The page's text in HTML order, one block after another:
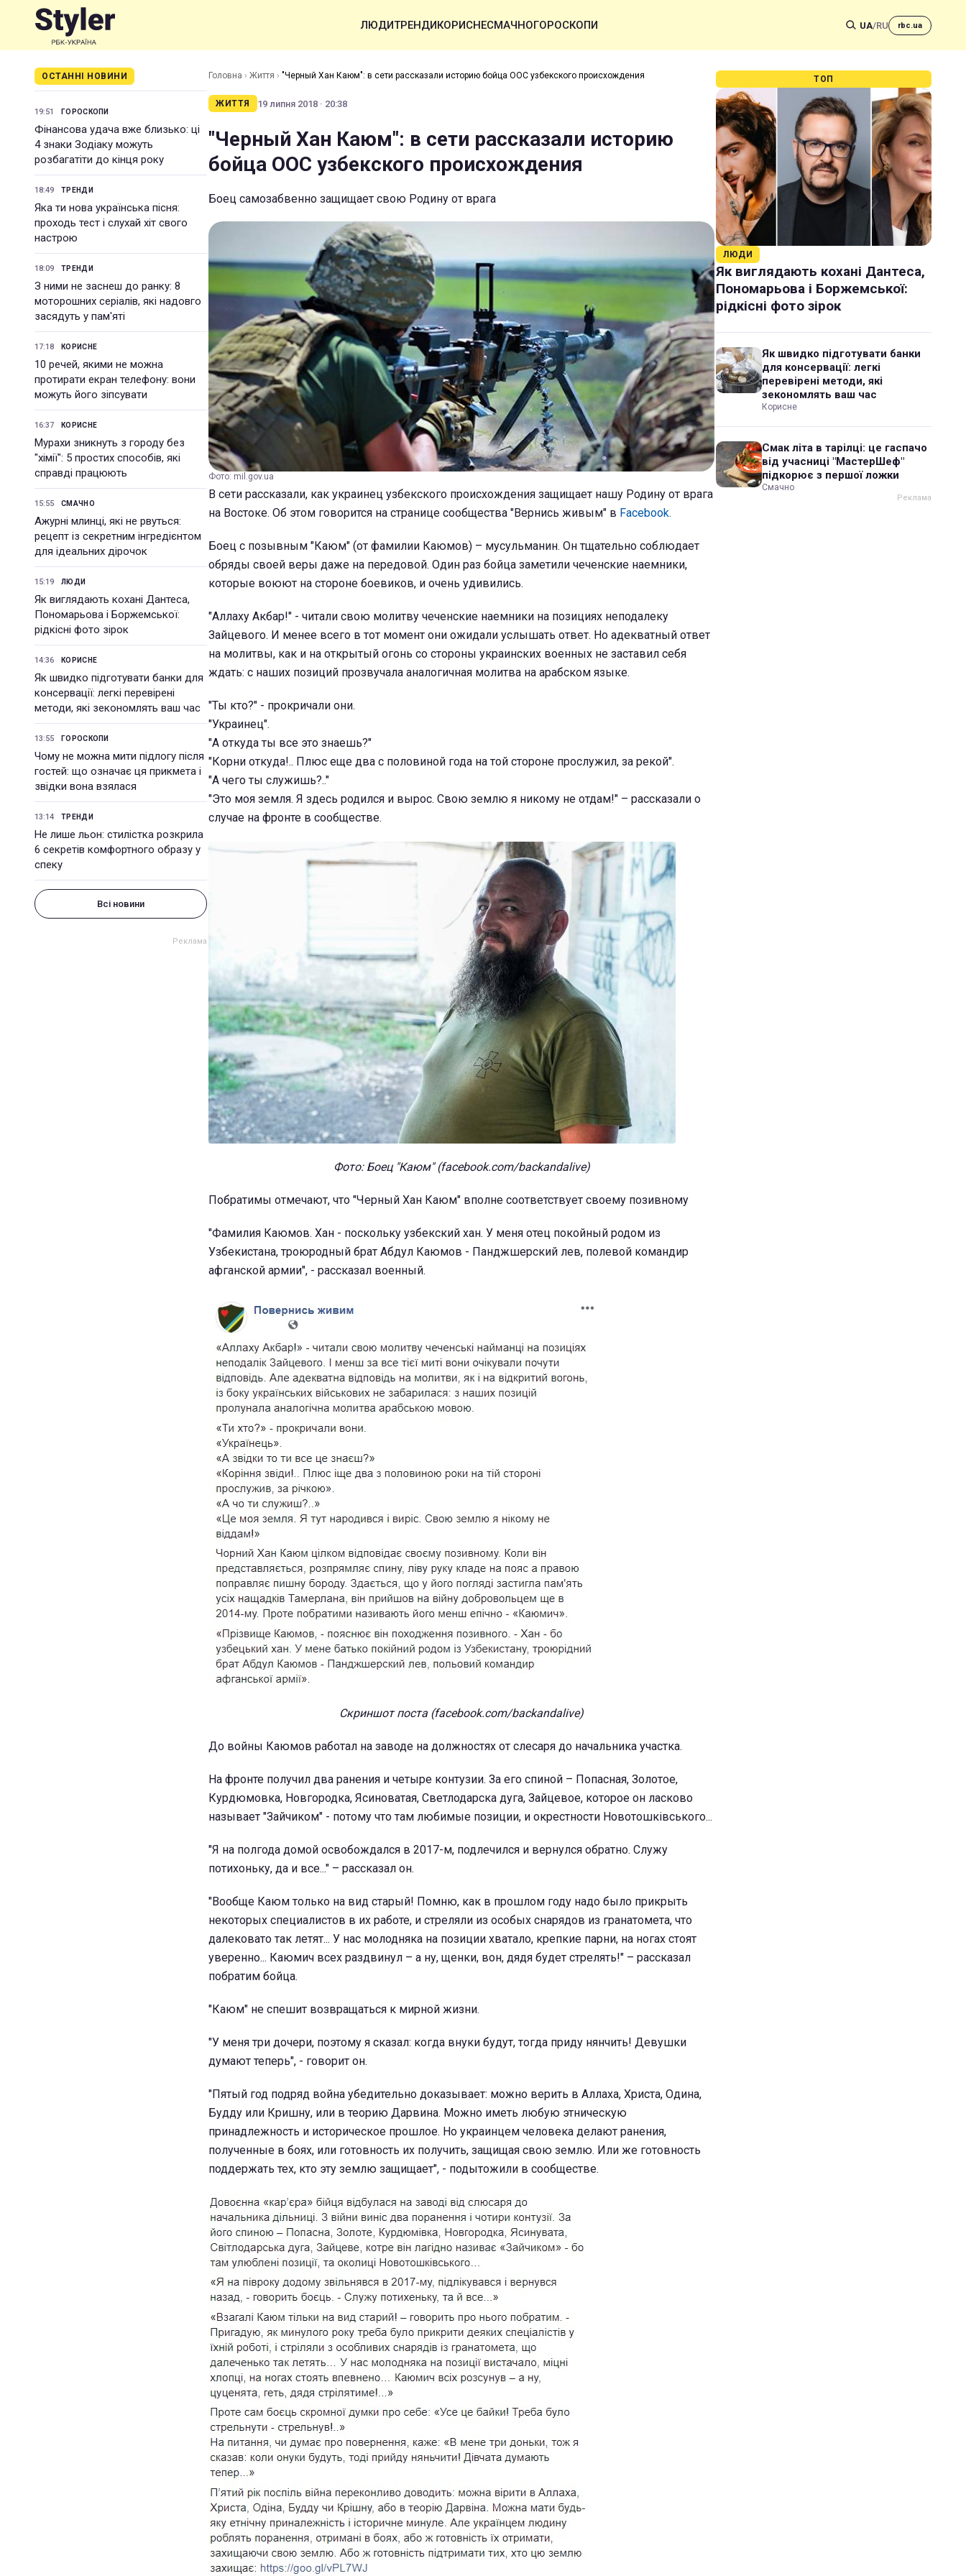
ЛЮДИТРЕНДИКОРИСНЕСМАЧНОГОРОСКОПИ UA/RU rbc.ua
ОСТАННІ НОВИНИ
19:51 ГОРОСКОПИ
Фінансова удача вже близько: ці
4 знаки Зодіаку можуть
розбагатіти до кінця року
18:49 ТРЕНДИ
Яка ти нова українська пісня:
проходь тест і слухай хіт свого
настрою
18:09 ТРЕНДИ
З ними не заснеш до ранку: 8
моторошних серіалів, які надовго
засядуть у пам'яті
17:18 КОРИСНЕ
10 речей, якими не можна
протирати екран телефону: вони
можуть його зіпсувати
16:37 КОРИСНЕ
Мурахи зникнуть з городу без
"хімії": 5 простих способів, які
справді працюють
15:55 СМАЧНО
Ажурні млинці, які не рвуться:
рецепт із секретним інгредієнтом
для ідеальних дірочок
15:19 ЛЮДИ
Як виглядають кохані Дантеса,
Пономарьова і Боржемської:
рідкісні фото зірок
14:36 КОРИСНЕ
Як швидко підготувати банки для
консервації: легкі перевірені
методи, які зекономлять ваш час
13:55 ГОРОСКОПИ
Чому не можна мити підлогу після
гостей: що означає ця прикмета і
звідки вона взялася
13:14 ТРЕНДИ
Не лише льон: стилістка розкрила
6 секретів комфортного образу у
спеку
Всі новини
Головна › Життя › "Черный Хан Каюм": в сети рассказали историю бойца ООС узбекского происхождения
ЖИТТЯ 19 липня 2018 · 20:38
"Черный Хан Каюм": в сети рассказали историю
бойца ООС узбекского происхождения
Боец самозабвенно защищает свою Родину от врага
Фото: mil.gov.ua
В сети рассказали, как украинец узбекского происхождения защищает нашу Родину от врага
на Востоке. Об этом говорится на странице сообщества "Вернись живым" в Facebook.
Боец с позывным "Каюм" (от фамилии Каюмов) – мусульманин. Он тщательно соблюдает
обряды своей веры даже на передовой. Один раз бойца заметили чеченские наемники,
которые воюют на стороне боевиков, и очень удивились.
"Аллаху Акбар!" - читали свою молитву чеченские наемники на позициях неподалеку
Зайцевого. И менее всего в тот момент они ожидали услышать ответ. Но адекватный ответ
на молитвы, как и на открытый огонь со стороны украинских военных не заставил себя
ждать: с наших позиций прозвучала аналогичная молитва на арабском языке.
"Ты кто?" - прокричали они.
"Украинец".
"А откуда ты все это знаешь?"
"Корни откуда!.. Плюс еще два с половиной года на той стороне прослужил, за рекой".
"А чего ты служишь?.."
"Это моя земля. Я здесь родился и вырос. Свою землю я никому не отдам!" – рассказали о
случае на фронте в сообществе.
Фото: Боец "Каюм" (facebook.com/backandalive)
Побратимы отмечают, что "Черный Хан Каюм" вполне соответствует своему позивному
"Фамилия Каюмов. Хан - поскольку узбекский хан. У меня отец покойный родом из
Узбекистана, троюродный брат Абдул Каюмов - Панджшерский лев, полевой командир
афганской армии", - рассказал военный.
Скриншот поста (facebook.com/backandalive)
До войны Каюмов работал на заводе на должностях от слесаря до начальника участка.
На фронте получил два ранения и четыре контузии. За его спиной – Попасная, Золотое,
Курдюмовка, Новгородка, Ясиноватая, Светлодарска дуга, Зайцевое, которое он ласково
называет "Зайчиком" - потому что там любимые позиции, и окрестности Новотошківського...
"Я на полгода домой освобождался в 2017-м, подлечился и вернулся обратно. Служу
потихоньку, да и все..." – рассказал он.
"Вообще Каюм только на вид старый! Помню, как в прошлом году надо было прикрыть
некоторых специалистов в их работе, и стреляли из особых снарядов из гранатомета, что
далековато так летят... У нас молодняка на позиции хватало, крепкие парни, на ногах стоят
уверенно... Каюмич всех раздвинул – а ну, щенки, вон, дядя будет стрелять!" – рассказал
побратим бойца.
"Каюм" не спешит возвращаться к мирной жизни.
"У меня три дочери, поэтому я сказал: когда внуки будут, тогда приду нянчить! Девушки
думают теперь", - говорит он.
"Пятый год подряд война убедительно доказывает: можно верить в Аллаха, Христа, Одина,
Будду или Кришну, или в теорию Дарвина. Можно иметь любую этническую
принадлежность и историческое прошлое. Но украинцем человека делают ранения,
полученные в боях, или готовность их получить, защищая свою землю. Или же готовность
поддержать тех, кто эту землю защищает", - подытожили в сообществе.
ТОП
ЛЮДИ
Як виглядають кохані Дантеса,
Пономарьова і Боржемської:
рідкісні фото зірок
Як швидко підготувати банки
для консервації: легкі
перевірені методи, які
зекономлять ваш час
Корисне
Смак літа в тарілці: це гаспачо
від учасниці "МастерШеф"
підкорює з першої ложки
Смачно